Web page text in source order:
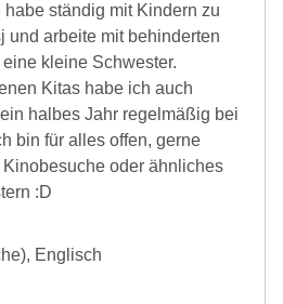
habe ständig mit Kindern zu
und arbeite mit behinderten
kleine Schwester.
Kitas habe ich auch
halbes Jahr regelmäßig bei
bin für alles offen, gerne
oder ähnliches
:D
Englisch